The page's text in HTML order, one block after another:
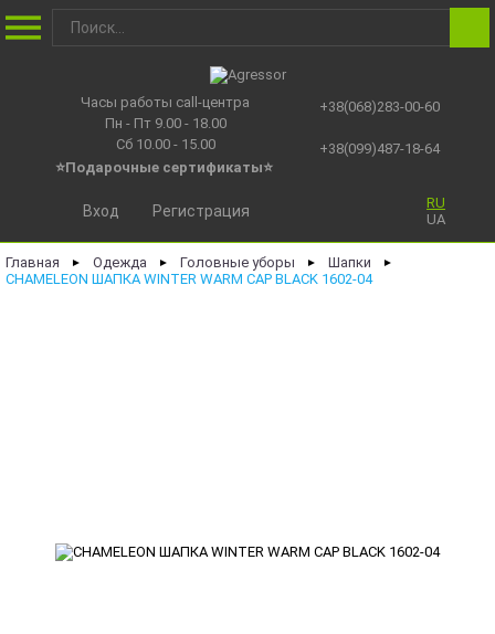
Часы работы call-центра
Пн - Пт 9.00 - 18.00
Сб 10.00 - 15.00
⭐Подарочные сертификаты⭐
+38(068)283-00-60
+38(099)487-18-64
RU
UA
Вход Регистрация
Главная ► Одежда ► Головные уборы ► Шапки ►
CHAMELEON ШАПКА WINTER WARM CAP BLACK 1602-04